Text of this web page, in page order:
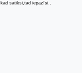
satiksi,tad iepazīsi..